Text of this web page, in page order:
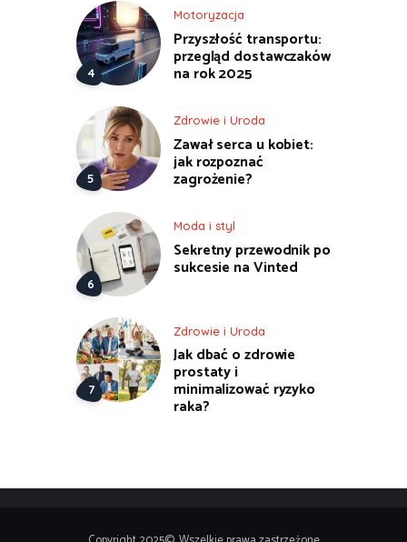
Motoryzacja
Przyszłość transportu:
przegląd dostawczaków
na rok 2025
Zdrowie i Uroda
Zawał serca u kobiet:
jak rozpoznać
zagrożenie?
Moda i styl
Sekretny przewodnik po
sukcesie na Vinted
Zdrowie i Uroda
Jak dbać o zdrowie
prostaty i
minimalizować ryzyko
raka?